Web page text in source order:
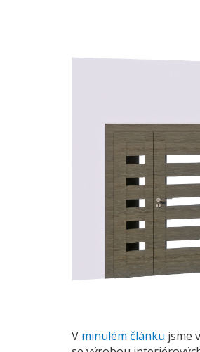
V minulém článku jsme